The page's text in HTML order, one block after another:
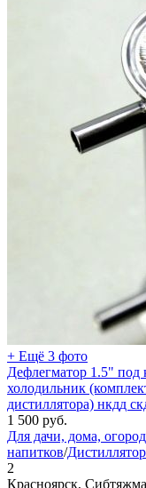
+ Ещё 3 фото
Дефлегматор 1.5" под
холодильник
дистиллятора) нкдд
1 500 руб.
Для дачи, дома,
напитков/
2
Красноярск,